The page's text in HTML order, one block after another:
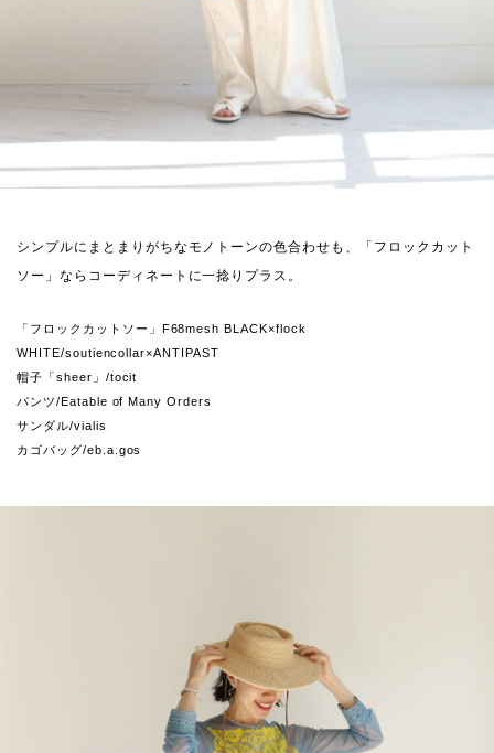
シンプルにまとまりがちなモノトーンの色合わせも、「フロックカット
ソー」ならコーディネートに一捻りプラス。
「フロックカットソー」F68mesh BLACK×flock
WHITE/soutiencollar×ANTIPAST
帽子「sheer」/tocit
パンツ/Eatable of Many Orders
サンダル/vialis
カゴバッグ/eb.a.gos